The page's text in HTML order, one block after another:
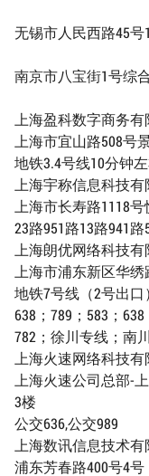
无锡市人民西路45号
南京市八宝街1号综
上海盈科数字商务有
上海市宜山路508号
地铁3.4号线10分钟
上海宇称信息科技有
上海市长寿路1118
23路951路13路941路
上海朗优网络科技有
上海市浦东新区华
地铁7号线（2号出口
638；789；583；
782；徐川专线；南
上海火速网络科技有
上海火速公司总部-
3楼
公交636,公交989
上海数讯信息技术有
浦东芳春路400号4号